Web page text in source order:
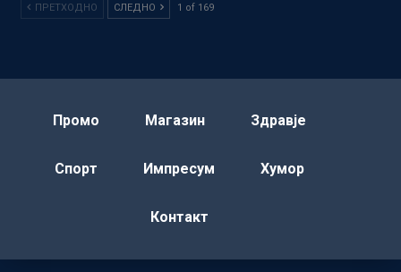
ПРЕТХОДНО СЛЕДНО 1 of 169
Промо Магазин Здравје
Спорт Импресум Хумор
Контакт